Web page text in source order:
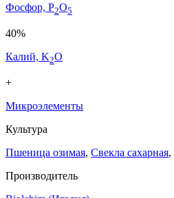
Фосфор, P2O5
40%
Калий, K2O
+
Микроэлементы
Культура
Пшеница озимая, Свекла сахарная,
Производитель